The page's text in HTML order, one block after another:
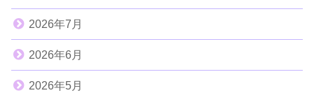
2026年7月
2026年6月
2026年5月